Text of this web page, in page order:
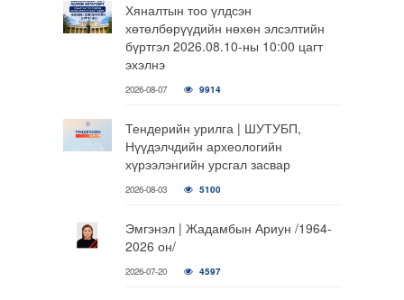
Хяналтын тоо үлдсэн
хөтөлбөрүүдийн нөхөн элсэлтийн
бүртгэл 2026.08.10-ны 10:00 цагт
эхэлнэ
2026-08-07 9914
Тендерийн урилга | ШУТУБП,
Нүүдэлчдийн археологийн
хүрээлэнгийн урсгал засвар
2026-08-03 5100
Эмгэнэл | Жадамбын Ариун /1964-
2026 он/
2026-07-20 4597